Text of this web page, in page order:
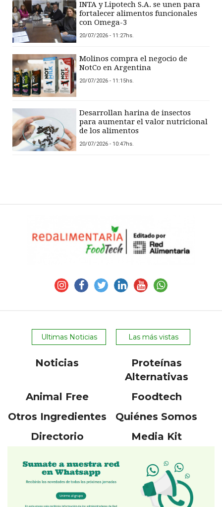
INTA y Lipotech S.A. se unen para
fortalecer alimentos funcionales
con Omega-3
20/07/2026 - 11:27hs.
Molinos compra el negocio de
NotCo en Argentina
20/07/2026 - 11:15hs.
Desarrollan harina de insectos
para aumentar el valor nutricional
de los alimentos
20/07/2026 - 10:47hs.
Ultimas Noticias Las más vistas
Noticias
Proteínas
Alternativas
Animal Free
Foodtech
Otros Ingredientes
Quiénes Somos
Directorio
Media Kit